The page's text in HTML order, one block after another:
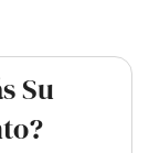
Su